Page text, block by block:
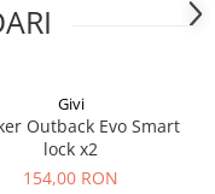
Givi
Outback Evo Smart
lock x2
154,00 RON